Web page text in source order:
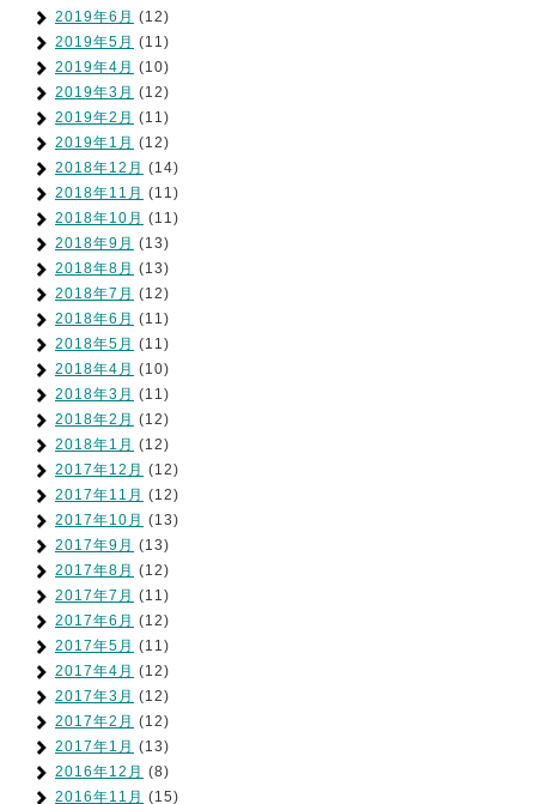
2019年6月 (12)
2019年5月 (11)
2019年4月 (10)
2019年3月 (12)
2019年2月 (11)
2019年1月 (12)
2018年12月 (14)
2018年11月 (11)
2018年10月 (11)
2018年9月 (13)
2018年8月 (13)
2018年7月 (12)
2018年6月 (11)
2018年5月 (11)
2018年4月 (10)
2018年3月 (11)
2018年2月 (12)
2018年1月 (12)
2017年12月 (12)
2017年11月 (12)
2017年10月 (13)
2017年9月 (13)
2017年8月 (12)
2017年7月 (11)
2017年6月 (12)
2017年5月 (11)
2017年4月 (12)
2017年3月 (12)
2017年2月 (12)
2017年1月 (13)
2016年12月 (8)
2016年11月 (15)